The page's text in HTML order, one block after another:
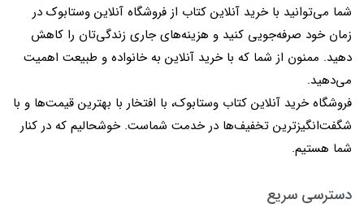
شما می‌توانید با خرید آنلاین کتاب از فروشگاه آنلاین وستابوک در
زمان خود صرفه‌جویی کنید و هزینه‌های جاری زندگی‌تان را کاهش
دهید. ممنون از شما که با خرید آنلاین به خانواده و طبیعت اهمیت
می‌دهید.
فروشگاه خرید آنلاین کتاب وستابوک، با افتخار با بهترین قیمت‌ها و با
شگفت‌انگیزترین تخفیف‌ها در خدمت شماست. خوشحالیم که در کنار
شما هستیم.
دسترسی سریع